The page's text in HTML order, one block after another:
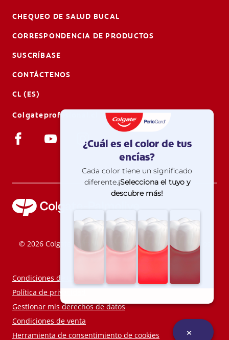
CHEQUEO DE SALUD BUCAL
CORRESPONDENCIA DE PRODUCTOS
SUSCRÍBASE
CONTÁCTENOS
CL (ES)
Colgateprofesional.cl
© 2026 Colgate-Palmolive Company. Todos los derechos
reservados.
Condiciones de uso
Política de privacidad
Gestionar mis derechos de datos
Condiciones de venta
Herramienta de consentimiento de cookies